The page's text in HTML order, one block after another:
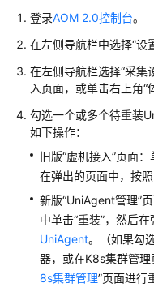
通
IAM
授
予
用
AOM
的
权
限
AOM
景
监
登录AOM 2.0控制台。
在左侧导航栏中选择“设
在左侧导航栏选择“采
入页面，或单击右上角“
勾选一个或多个待重装
如下操作：
旧版“虚机接入”页面
在弹出的页面中，按
新版“UniAgent管理”
中单击“重装”，然后
UniAgent。（如果勾
器，或在K8s集群管
8s集群管理”页面进行